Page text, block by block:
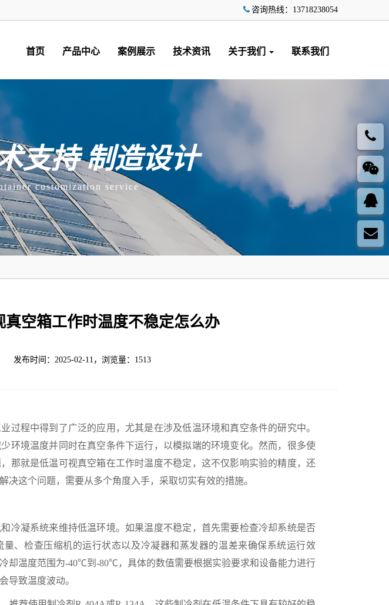
咨询热线：13718238054
首页 产品中心 案例展示 技术资讯 关于我们 联系我们
支持 制造设计
customization service
真空箱工作时温度不稳定怎么办
发布时间：2025-02-11，浏览量：1513
程中得到了广泛的应用，尤其是在涉及低温环境和真空条件的研究中。
环境温度并同时在真空条件下运行，以模拟端的环境变化。然而，很多使
那就是低温可视真空箱在工作时温度不稳定，这不仅影响实验的精度，还
决这个问题，需要从多个角度入手，采取切实有效的措施。
凝系统来维持低温环境。如果温度不稳定，首先需要检查冷却系统是否
、检查压缩机的运行状态以及冷凝器和蒸发器的温差来确保系统运行效
却温度范围为-40℃到-80℃，具体的数值需要根据实验要求和设备能力进行
导致温度波动。